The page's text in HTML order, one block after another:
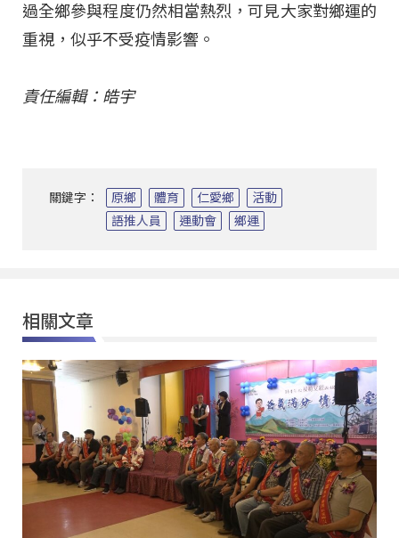
過全鄉參與程度仍然相當熱烈，可見大家對鄉運的
重視，似乎不受疫情影響。
責任編輯：皓宇
關鍵字： 原鄉 體育 仁愛鄉
活動
語推人員
運動會 鄉運
相關文章